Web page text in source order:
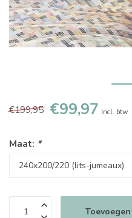
€199,95 €99,97 Incl. btw
Maat: *